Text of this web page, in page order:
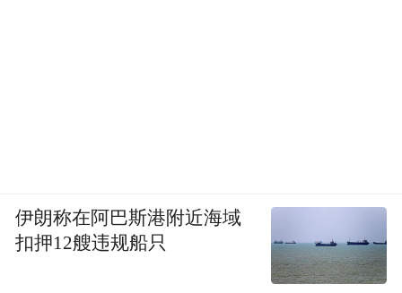
伊朗称在阿巴斯港附近海域
扣押12艘违规船只